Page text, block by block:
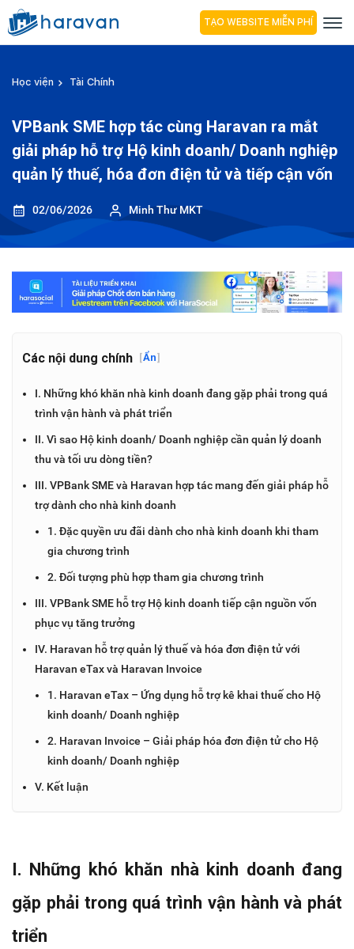
TẠO WEBSITE MIỄN PHÍ
Học viện Tài Chính
VPBank SME hợp tác cùng Haravan ra mắt
giải pháp hỗ trợ Hộ kinh doanh/ Doanh nghiệp
quản lý thuế, hóa đơn điện tử và tiếp cận vốn
02/06/2026 Minh Thư MKT
Các nội dung chính [Ẩn]
I. Những khó khăn nhà kinh doanh đang gặp phải trong quá
trình vận hành và phát triển
II. Vì sao Hộ kinh doanh/ Doanh nghiệp cần quản lý doanh
thu và tối ưu dòng tiền?
III. VPBank SME và Haravan hợp tác mang đến giải pháp hỗ
trợ dành cho nhà kinh doanh
1. Đặc quyền ưu đãi dành cho nhà kinh doanh khi tham
gia chương trình
2. Đối tượng phù hợp tham gia chương trình
III. VPBank SME hỗ trợ Hộ kinh doanh tiếp cận nguồn vốn
phục vụ tăng trưởng
IV. Haravan hỗ trợ quản lý thuế và hóa đơn điện tử với
Haravan eTax và Haravan Invoice
1. Haravan eTax – Ứng dụng hỗ trợ kê khai thuế cho Hộ
kinh doanh/ Doanh nghiệp
2. Haravan Invoice – Giải pháp hóa đơn điện tử cho Hộ
kinh doanh/ Doanh nghiệp
V. Kết luận
I. Những khó khăn nhà kinh doanh đang
gặp phải trong quá trình vận hành và phát
triển